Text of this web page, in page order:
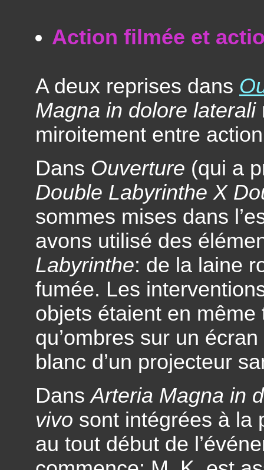
Action filmée et
A deux reprises dans
Magna in dolore laterali
miroitement entre
Dans Ouverture (qui a
Double Labyrinthe X
sommes mises dans
avons utilisé des
Labyrinthe: de la laine
fumée. Les
objets étaient en
qu’ombres sur un
blanc d’un projecteur
DansArteria Magna in
vivo sont intégrées à la
au tout début de